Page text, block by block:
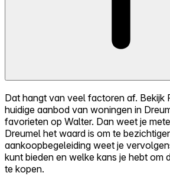
Dat hangt van veel factoren af. Bekijk
huidige aanbod van woningen in
favorieten op Walter. Dan weet je
Dreumel het waard is om te
aankoopbegeleiding weet je
kunt bieden en welke kans je hebt om
te kopen.